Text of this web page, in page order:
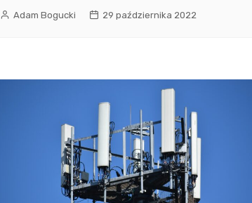
Adam Bogucki 29 października 2022